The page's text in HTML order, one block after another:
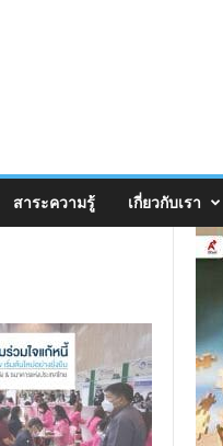
สาระความรู้ เกี่ยวกับเรา